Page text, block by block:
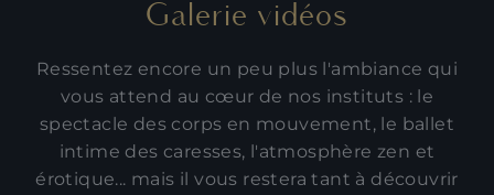
Galerie vidéos
Ressentez encore un peu plus l'ambiance qui
vous attend au cœur de nos instituts : le
spectacle des corps en mouvement, le ballet
intime des caresses, l'atmosphère zen et
érotique... mais il vous restera tant à découvrir